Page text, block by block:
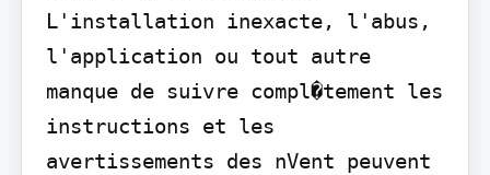
L'installation inexacte, l'abus,
l'application ou tout autre
manque de suivre compl�tement les
instructions et les
avertissements des nVent peuvent